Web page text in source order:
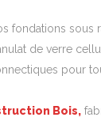
fondations sous
de verre
pour
Bois,